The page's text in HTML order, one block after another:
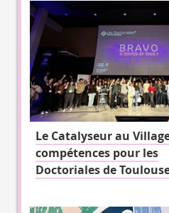
Le Catalyseur au
compétences pour les
Doctoriales de